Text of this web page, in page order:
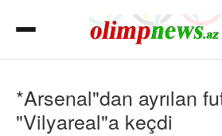
*Arsenal"dan ayrılan
"Vilyareal"a keçdi